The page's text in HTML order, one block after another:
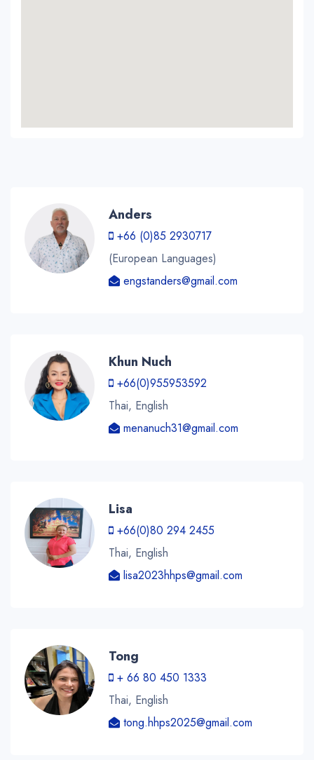
Anders
+66 (0)85 2930717
(European Languages)
engstanders@gmail.com
Khun Nuch
+66(0)955953592
Thai, English
menanuch31@gmail.com
Lisa
+66(0)80 294 2455
Thai, English
lisa2023hhps@gmail.com
Tong
+ 66 80 450 1333
Thai, English
tong.hhps2025@gmail.com